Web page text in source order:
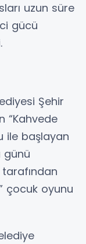
uzun süre
gücü
Şehir
“Kahvede
ile başlayan
günü
tarafından
çocuk oyunu